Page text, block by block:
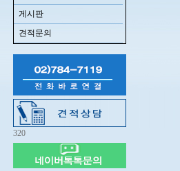
게시판
견적문의
320